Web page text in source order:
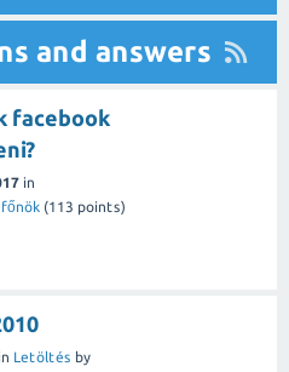
and answers
facebook
in
főnök (113 points)
in Letöltés by